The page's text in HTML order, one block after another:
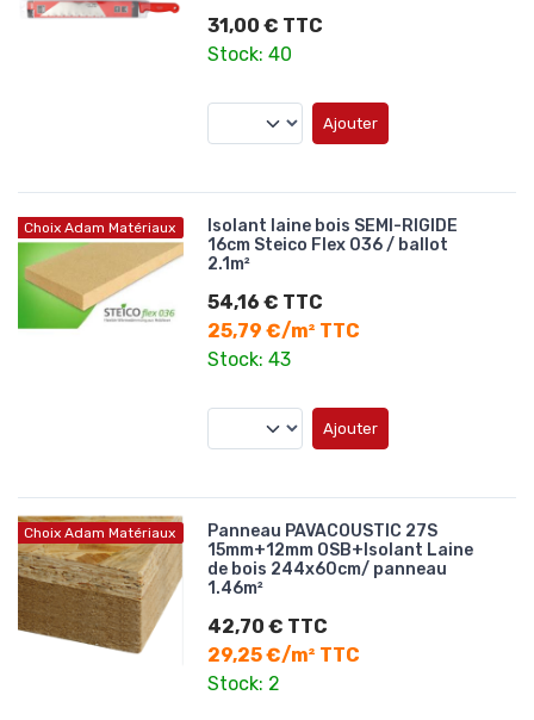
31,00 € TTC
Stock: 40
Ajouter
Choix Adam Matériaux
Isolant laine bois SEMI-RIGIDE
16cm Steico Flex 036 / ballot
2.1m²
54,16 € TTC
25,79 €/m² TTC
Stock: 43
Ajouter
Choix Adam Matériaux
Panneau PAVACOUSTIC 27S
15mm+12mm OSB+Isolant Laine
de bois 244x60cm/ panneau
1.46m²
42,70 € TTC
29,25 €/m² TTC
Stock: 2